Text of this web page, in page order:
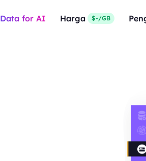
Data for AI Harga $-/GB